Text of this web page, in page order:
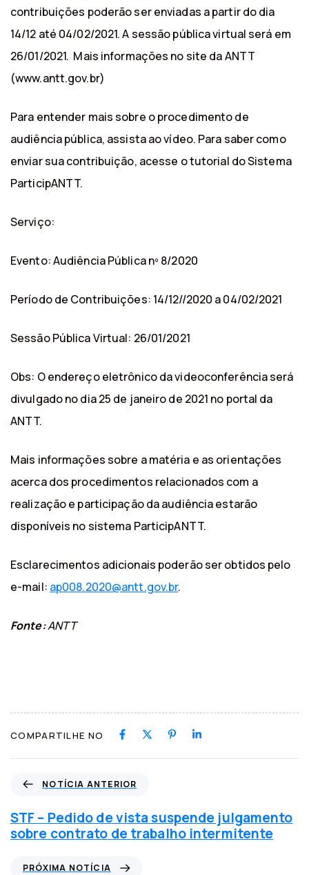
contribuições poderão ser enviadas a partir do dia
14/12 até 04/02/2021. A sessão pública virtual será em
26/01/2021. Mais informações no site da ANTT
(www.antt.gov.br)
Para entender mais sobre o procedimento de
audiência pública, assista ao vídeo. Para saber como
enviar sua contribuição, acesse o tutorial do Sistema
ParticipANTT.
Serviço:
Evento: Audiência Pública nº 8/2020
Período de Contribuições: 14/12//2020 a 04/02/2021
Sessão Pública Virtual: 26/01/2021
Obs: O endereço eletrônico da videoconferência será
divulgado no dia 25 de janeiro de 2021 no portal da
ANTT.
Mais informações sobre a matéria e as orientações
acerca dos procedimentos relacionados com a
realização e participação da audiência estarão
disponíveis no sistema ParticipANTT.
Esclarecimentos adicionais poderão ser obtidos pelo
e-mail: ap008.2020@antt.gov.br.
Fonte:ANTT
COMPARTILHE NO
t
í
c
NOTÍCIA ANTERIOR
STF – Pedido de vista suspende julgamento
sobre contrato de trabalho intermitente
PRÓXIMA NOTÍCIA